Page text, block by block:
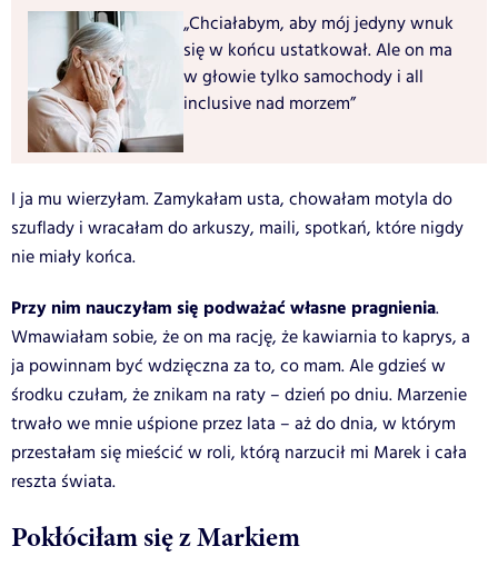
„Chciałabym, aby mój jedyny wnuk
się w końcu ustatkował. Ale on ma
w głowie tylko samochody i all
inclusive nad morzem”
I ja mu wierzyłam. Zamykałam usta, chowałam motyla do
szuflady i wracałam do arkuszy, maili, spotkań, które nigdy
nie miały końca.
Przy nim nauczyłam się podważać własne pragnienia.
Wmawiałam sobie, że on ma rację, że kawiarnia to kaprys, a
ja powinnam być wdzięczna za to, co mam. Ale gdzieś w
środku czułam, że znikam na raty – dzień po dniu. Marzenie
trwało we mnie uśpione przez lata – aż do dnia, w którym
przestałam się mieścić w roli, którą narzucił mi Marek i cała
reszta świata.
Pokłóciłam się z Markiem